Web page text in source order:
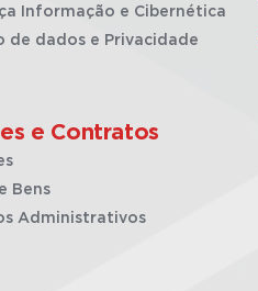
Informação e Cibernética
de dados e Privacidade
e Contratos
Bens
Administrativos